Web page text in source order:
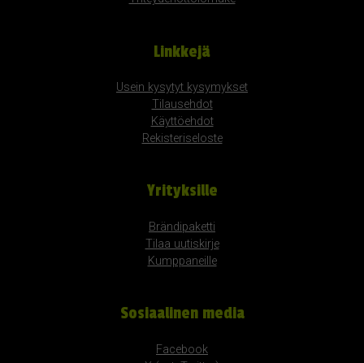
Linkkejä
Usein kysytyt kysymykset
Tilausehdot
Käyttöehdot
Rekisteriseloste
Yrityksille
Brändipaketti
Tilaa uutiskirje
Kumppaneille
Sosiaalinen media
Facebook